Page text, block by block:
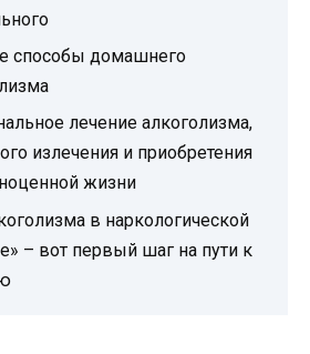
способы домашнего
лечение алкоголизма,
излечения и приобретения
жизни
в наркологической
– вот первый шаг на пути к